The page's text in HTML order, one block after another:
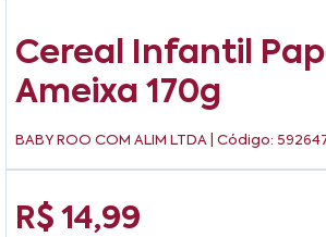
Cereal Infantil
Ameixa 170g
BABY ROO COM ALIM LTDA | Código:
R$ 14,99